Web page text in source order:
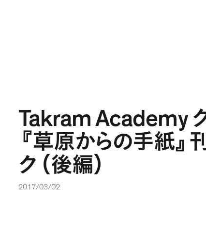
Takram Academy
『 草原からの手紙』
ク （後編）
2017/03/02